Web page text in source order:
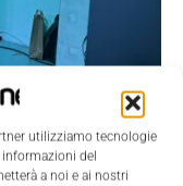
utilizziamo tecnologie
informazioni del
a noi e ai nostri